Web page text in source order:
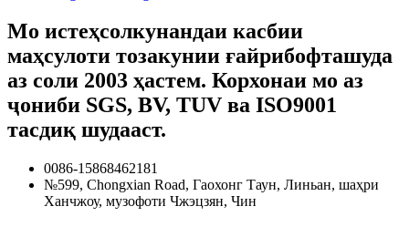
Мо истеҳсолкунандаи касбии
маҳсулоти тозакунии ғайрибофташуда
аз соли 2003 ҳастем. Корхонаи мо аз
ҷониби SGS, BV, TUV ва ISO9001
тасдиқ шудааст.
0086-15868462181
№599, Chongxian Road, Гаохонг Таун, Линьан, шаҳри
Ханчжоу, музофоти Чжэцзян, Чин